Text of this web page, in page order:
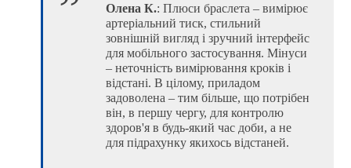
Олена К.: Плюси браслета – вимірює
артеріальний тиск, стильний
зовнішній вигляд і зручний інтерфейс
для мобільного застосування. Мінуси
– неточність вимірювання кроків і
відстані. В цілому, приладом
задоволена – тим більше, що потрібен
він, в першу чергу, для контролю
здоров'я в будь-який час доби, а не
для підрахунку якихось відстаней.